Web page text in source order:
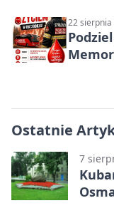
22 sierpnia
Ostatnie
7